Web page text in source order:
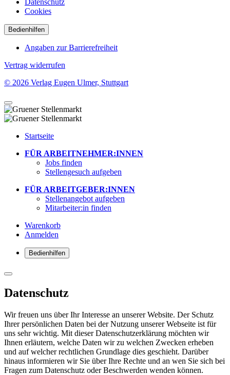
Cookies
Bedienhilfen
Angaben zur Barrierefreiheit
Vertrag widerrufen
© 2026 Verlag Eugen Ulmer, Stuttgart
Startseite
FÜR ARBEITNEHMER:INNEN
Jobs finden
Stellengesuch aufgeben
FÜR ARBEITGEBER:INNEN
Stellenangebot aufgeben
Mitarbeiter:in finden
Warenkorb
Anmelden
Bedienhilfen
Datenschutz
Wir freuen uns über Ihr Interesse an unserer Website. Der Schutz
Ihrer persönlichen Daten bei der Nutzung unserer Webseite ist für
uns sehr wichtig. Mit dieser Datenschutzerklärung möchten wir
Ihnen erläutern, welche Daten wir zu welchen Zwecken erheben
und auf welcher rechtlichen Grundlage dies geschieht. Darüber
hinaus informieren wir Sie über Ihre Rechte und an wen Sie sich bei
Fragen zum Datenschutz oder Beschwerden wenden können.